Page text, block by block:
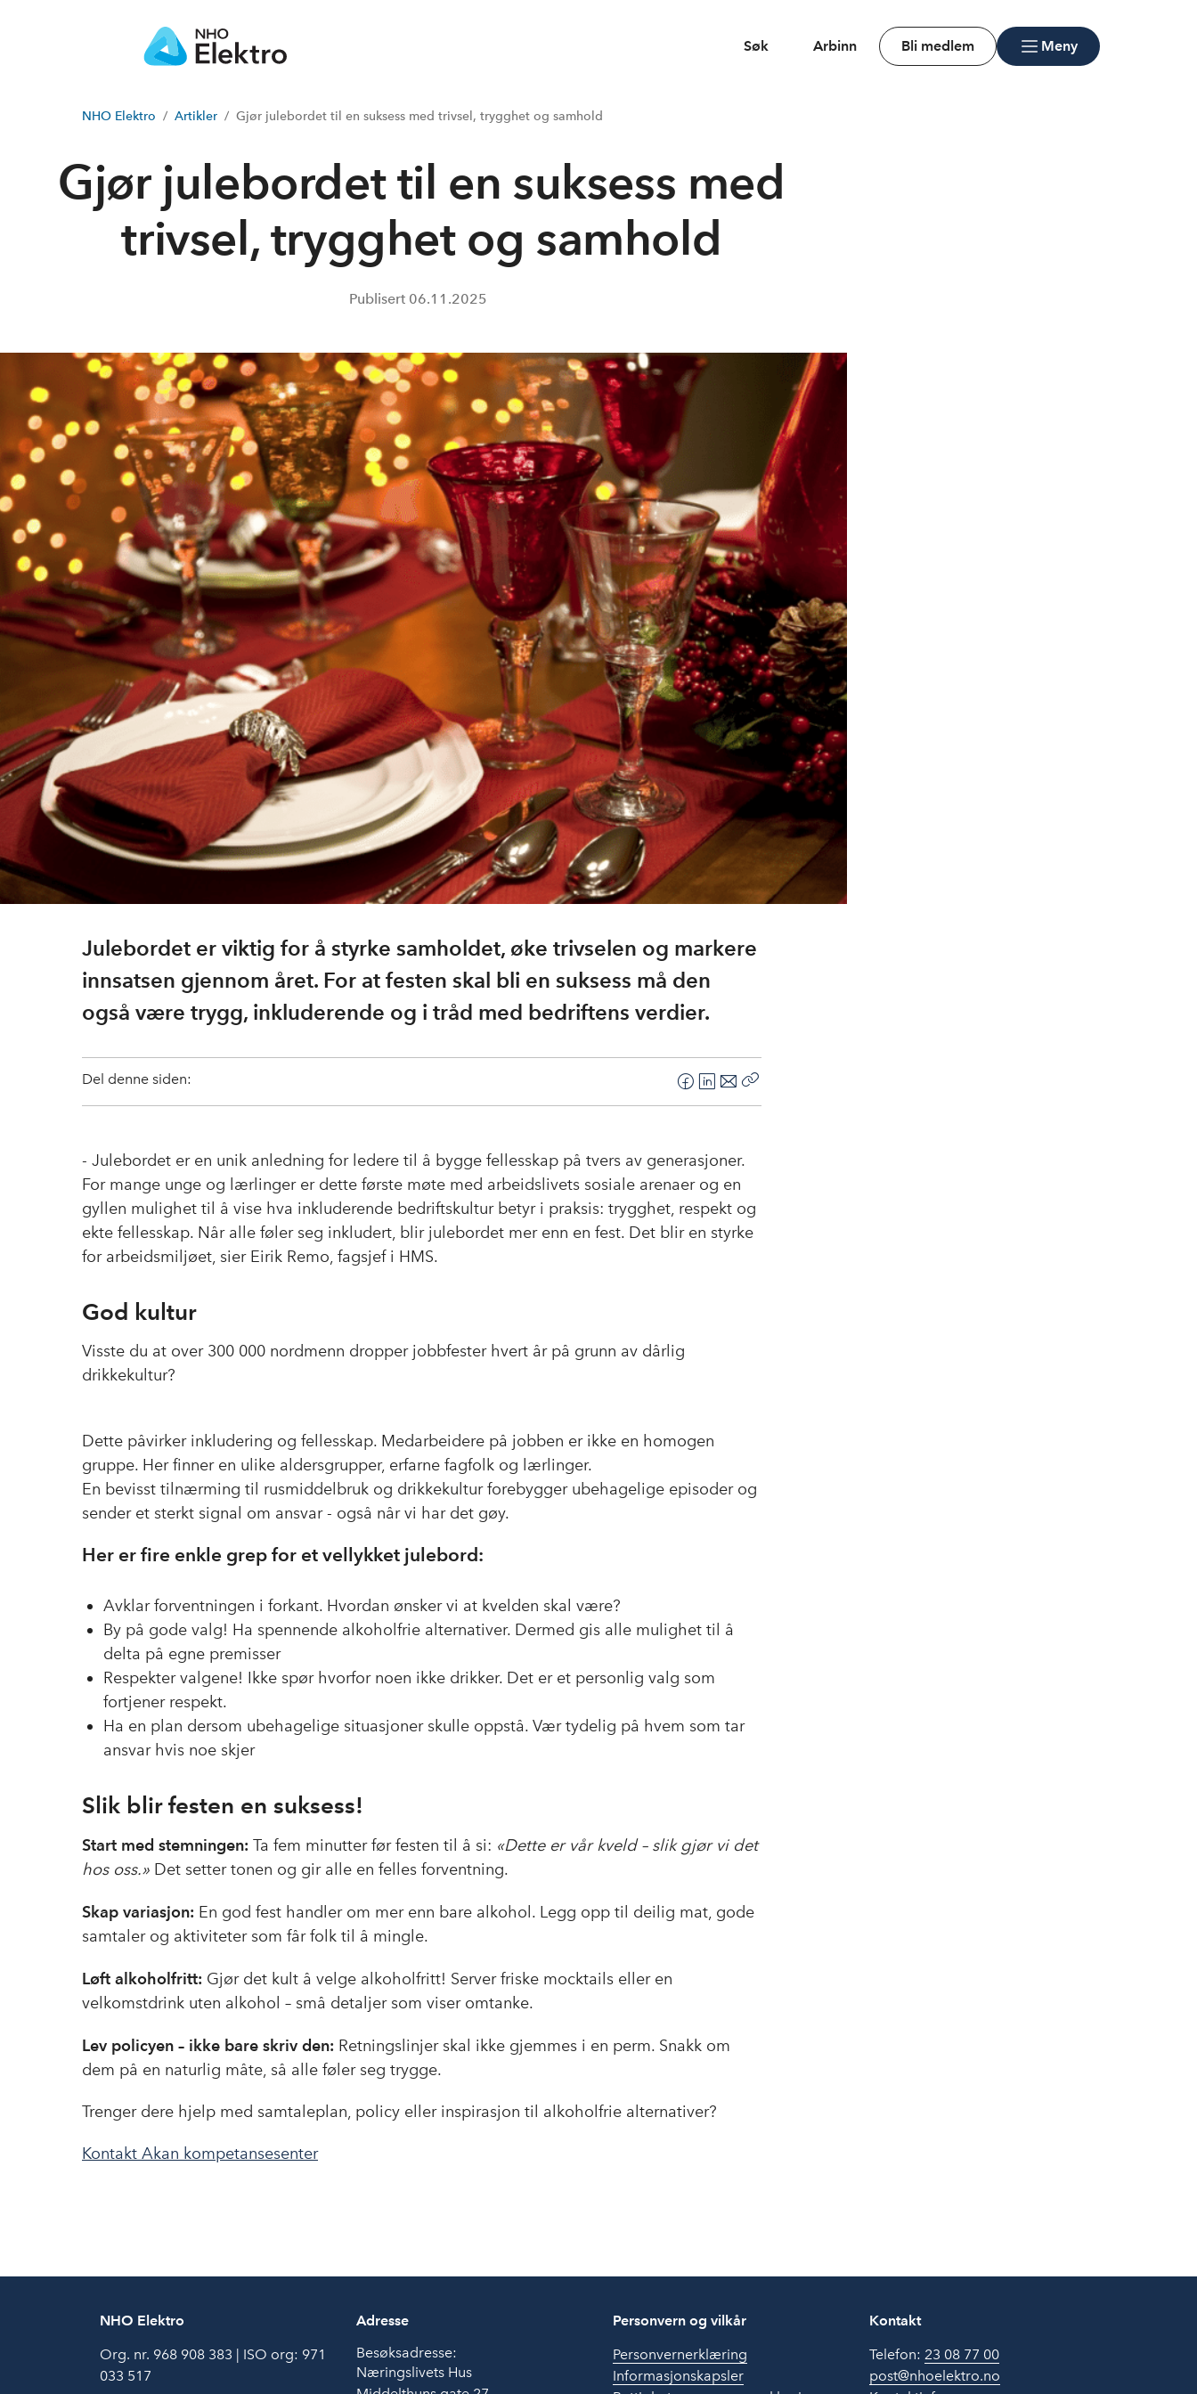
Søk Arbinn Bli medlem Meny
NHO Elektro Artikler Gjør julebordet til en suksess med trivsel, trygghet og samhold
Gjør julebordet til en suksess med
trivsel, trygghet og samhold
Publisert 06.11.2025
Julebordet er viktig for å styrke samholdet, øke trivselen og markere
innsatsen gjennom året. For at festen skal bli en suksess må den
også være trygg, inkluderende og i tråd med bedriftens verdier.
Del denne siden:
F
a
e
o
k
L
i
k
I
n
E
-
o
t
- Julebordet er en unik anledning for ledere til å bygge fellesskap på tvers av generasjoner.
For mange unge og lærlinger er dette første møte med arbeidslivets sosiale arenaer og en
gyllen mulighet til å vise hva inkluderende bedriftskultur betyr i praksis: trygghet, respekt og
ekte fellesskap. Når alle føler seg inkludert, blir julebordet mer enn en fest. Det blir en styrke
for arbeidsmiljøet, sier Eirik Remo, fagsjef i HMS.
God kultur
Visste du at over 300 000 nordmenn dropper jobbfester hvert år på grunn av dårlig
drikkekultur?
Dette påvirker inkludering og fellesskap. Medarbeidere på jobben er ikke en homogen
gruppe. Her finner en ulike aldersgrupper, erfarne fagfolk og lærlinger.
En bevisst tilnærming til rusmiddelbruk og drikkekultur forebygger ubehagelige episoder og
sender et sterkt signal om ansvar - også når vi har det gøy.
Her er fire enkle grep for et vellykket julebord:
Avklar forventningen i forkant. Hvordan ønsker vi at kvelden skal være?
By på gode valg! Ha spennende alkoholfrie alternativer. Dermed gis alle mulighet til å
delta på egne premisser
Respekter valgene! Ikke spør hvorfor noen ikke drikker. Det er et personlig valg som
fortjener respekt.
Ha en plan dersom ubehagelige situasjoner skulle oppstå. Vær tydelig på hvem som tar
ansvar hvis noe skjer
Slik blir festen en suksess!
Start med stemningen: Ta fem minutter før festen til å si: «Dette er vår kveld – slik gjør vi det
hos oss.» Det setter tonen og gir alle en felles forventning.
Skap variasjon: En god fest handler om mer enn bare alkohol. Legg opp til deilig mat, gode
samtaler og aktiviteter som får folk til å mingle.
Løft alkoholfritt: Gjør det kult å velge alkoholfritt! Server friske mocktails eller en
velkomstdrink uten alkohol – små detaljer som viser omtanke.
Lev policyen – ikke bare skriv den: Retningslinjer skal ikke gjemmes i en perm. Snakk om
dem på en naturlig måte, så alle føler seg trygge.
Trenger dere hjelp med samtaleplan, policy eller inspirasjon til alkoholfrie alternativer?
Kontakt Akan kompetansesenter
NHO Elektro
Org. nr. 968 908 383 | ISO org: 971
033 517
Adresse
Besøksadresse:
Næringslivets Hus
Personvern og vilkår
Personvernerklæring
Informasjonskapsler
Kontakt
Telefon: 23 08 77 00
post@nhoelektro.no